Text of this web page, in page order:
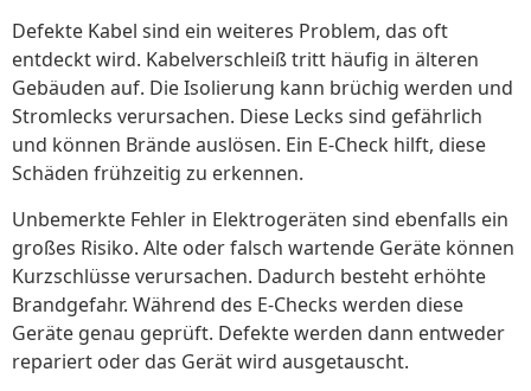
Defekte Kabel sind ein weiteres Problem, das oft
entdeckt wird. Kabelverschleiß tritt häufig in älteren
Gebäuden auf. Die Isolierung kann brüchig werden und
Stromlecks verursachen. Diese Lecks sind gefährlich
und können Brände auslösen. Ein E-Check hilft, diese
Schäden frühzeitig zu erkennen.
Unbemerkte Fehler in Elektrogeräten sind ebenfalls ein
großes Risiko. Alte oder falsch wartende Geräte können
Kurzschlüsse verursachen. Dadurch besteht erhöhte
Brandgefahr. Während des E-Checks werden diese
Geräte genau geprüft. Defekte werden dann entweder
repariert oder das Gerät wird ausgetauscht.